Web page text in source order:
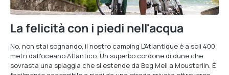
La felicità con i piedi nell'acqua
No, non stai sognando, il nostro camping L'Atlantique è a soli 400
metri dall'oceano Atlantico. Un superbo cordone di dune che
sovrasta una spiaggia che si estende da Beg Meil a Mousterlin. È